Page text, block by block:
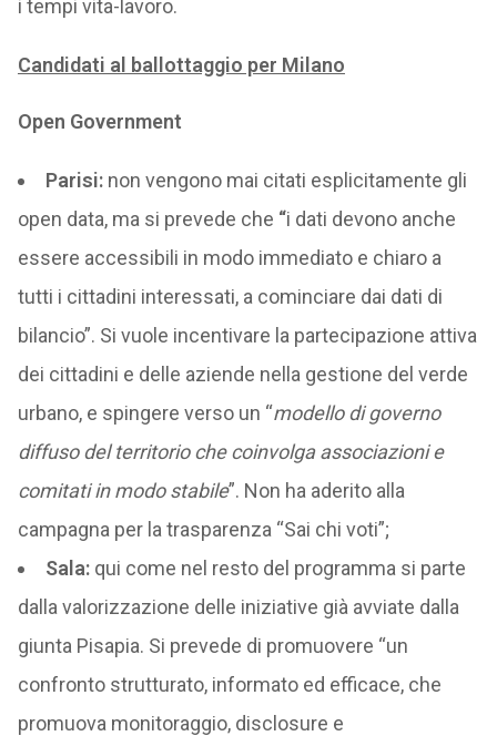
i tempi vita-lavoro.
Candidati al ballottaggio per Milano
Open Government
Parisi: non vengono mai citati esplicitamente gli
open data, ma si prevede che “i dati devono anche
essere accessibili in modo immediato e chiaro a
tutti i cittadini interessati, a cominciare dai dati di
bilancio”. Si vuole incentivare la partecipazione attiva
dei cittadini e delle aziende nella gestione del verde
urbano, e spingere verso un “modello di governo
diffuso del territorio che coinvolga associazioni e
comitati in modo stabile”. Non ha aderito alla
campagna per la trasparenza “Sai chi voti”;
Sala: qui come nel resto del programma si parte
dalla valorizzazione delle iniziative già avviate dalla
giunta Pisapia. Si prevede di promuovere “un
confronto strutturato, informato ed efficace, che
promuova monitoraggio, disclosure e